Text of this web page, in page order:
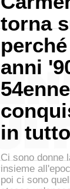
torna
anni
in
Ci sono donne
insieme
poi ci sono